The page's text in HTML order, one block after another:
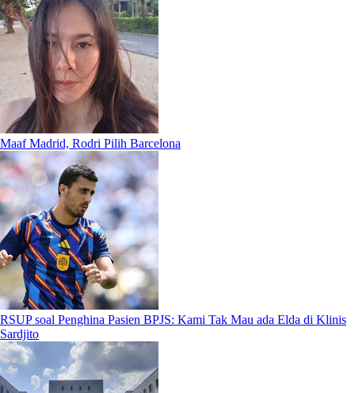
Maaf Madrid, Rodri Pilih Barcelona
RSUP soal Penghina Pasien BPJS: Kami Tak Mau ada Elda di Klinis
Sardjito